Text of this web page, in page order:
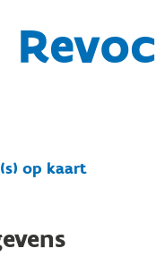
Revoc
op kaart